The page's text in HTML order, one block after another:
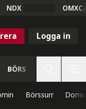
NDX
Logga in
BÖRS
Börssurr